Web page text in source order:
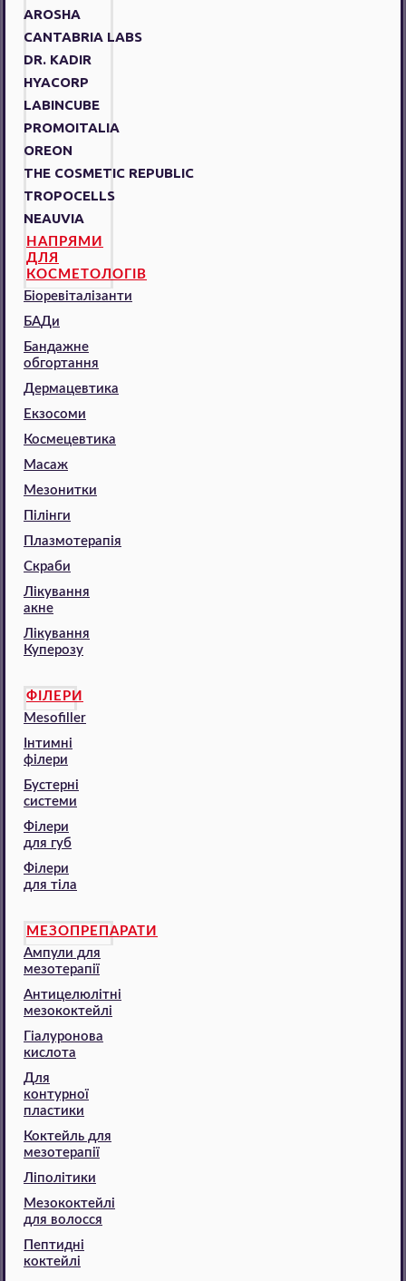
AROSHA
CANTABRIA LABS
DR. KADIR
HYACORP
LABINCUBE
PROMOITALIA
OREON
THE COSMETIC REPUBLIC
TROPOCELLS
NEAUVIA
НАПРЯМИ
ДЛЯ
КОСМЕТОЛОГІВ
Біоревіталізанти
БАДи
Бандажне
обгортання
Дермацевтика
Екзосоми
Космецевтика
Масаж
Мезонитки
Пілінги
Плазмотерапія
Скраби
Лікування
акне
Лікування
Куперозу
ФІЛЕРИ
Mesofiller
Інтимні
філери
Бустерні
системи
Філери
для губ
Філери
для тіла
МЕЗОПРЕПАРАТИ
Ампули для
мезотерапії
Антицелюлітні
мезококтейлі
Гіалуронова
кислота
Для
контурної
пластики
Коктейль для
мезотерапії
Ліполітики
Мезококтейлі
для волосся
Пептидні
коктейлі